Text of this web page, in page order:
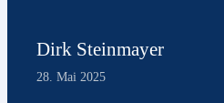
Dirk Steinmayer
28. Mai 2025